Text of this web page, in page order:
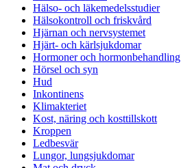
Hälso- och läkemedelsstudier
Hälsokontroll och friskvård
Hjärnan och nervsystemet
Hjärt- och kärlsjukdomar
Hormoner och hormonbehandling
Hörsel och syn
Hud
Inkontinens
Klimakteriet
Kost, näring och kosttillskott
Kroppen
Ledbesvär
Lungor, lungsjukdomar